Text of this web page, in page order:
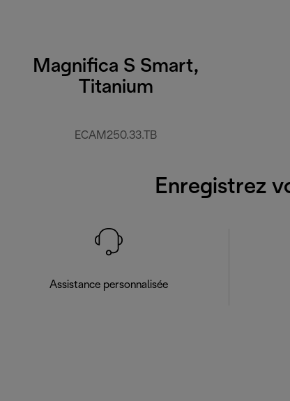
Magnifica S Smart,
Titanium
ECAM250.33.TB
Enregistrez
Assistance personnalisée